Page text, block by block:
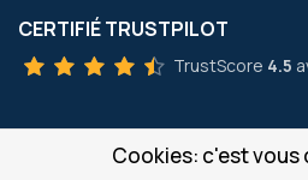
Cookies: c'est vous
CERTIFIÉ TRUSTPILOT
TrustScore 4.5